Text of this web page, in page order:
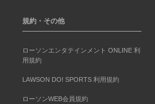
規約・その他
ローソンエンタテインメント ONLINE 利
用規約
LAWSON DO! SPORTS 利用規約
ローソンWEB会員規約